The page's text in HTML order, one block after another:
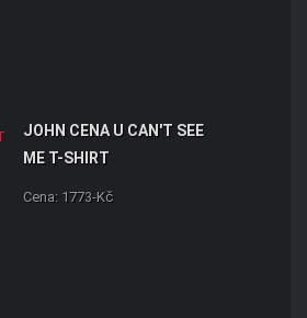
JOHN CENA U CAN'T SEE
ME T-SHIRT
Cena: 1773-Kč